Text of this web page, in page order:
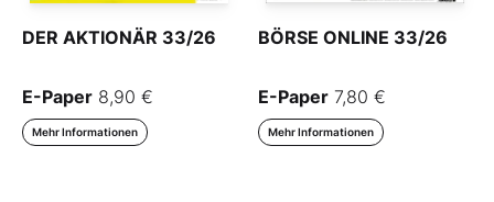
DER AKTIONÄR 33/26
E-Paper 8,90 €
Mehr Informationen
BÖRSE ONLINE 33/26
E-Paper 7,80 €
Mehr Informationen